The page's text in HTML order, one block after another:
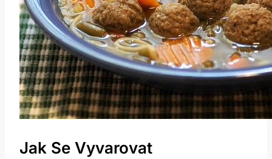
Jak Se Vyvarovat